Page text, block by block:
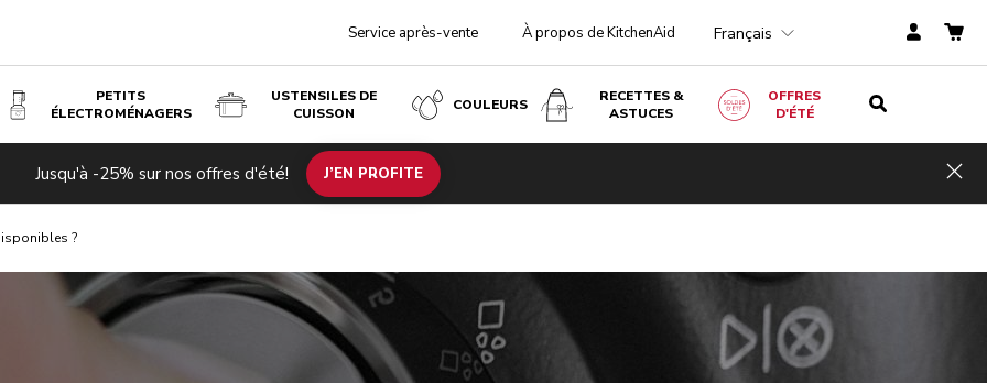
Service après-vente À propos de KitchenAid Français
PETITS
ÉLECTROMÉNAGERS
USTENSILES DE
CUISSON
COULEURS
RECETTES &
ASTUCES
OFFRES
D'ÉTÉ
Jusqu'à -25% sur nos offres d'été! J’EN PROFITE
?